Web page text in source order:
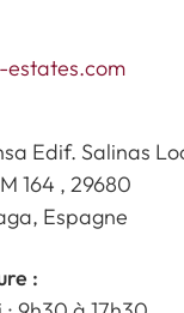
estates.com
Edif. Salinas
164 , 29680
Espagne
: